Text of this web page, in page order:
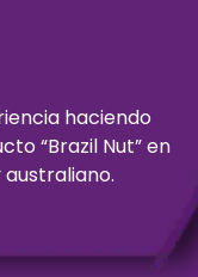
haciendo
“Brazil Nut” en